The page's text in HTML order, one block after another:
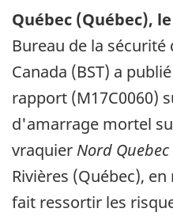
Québec (Québec),
Bureau de la
Canada (BST) a
rapport (M17C0060)
d'amarrage mortel
vraquier Nord Quebec
Rivières (Québec),
fait ressortir les